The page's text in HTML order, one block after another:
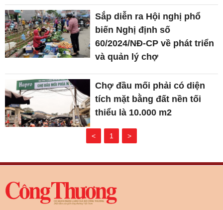
Sắp diễn ra Hội nghị phổ
biến Nghị định số
60/2024/NĐ-CP về phát triển
và quản lý chợ
Chợ đầu mối phải có diện
tích mặt bằng đất nền tối
thiểu là 10.000 m2
< 1 >